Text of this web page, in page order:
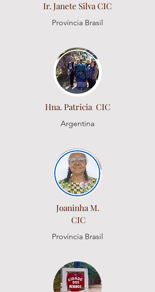
Ir. Janete Silva CIC
Província Brasil
Hna. Patricia CIC
Argentina
Joaninha M.
CIC
Província Brasil